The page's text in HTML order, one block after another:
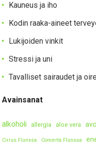
Kauneus ja iho
Kodin raaka-aineet
Lukijoiden vinkit
Stressi ja uni
Tavalliset sairaudet ja
Avainsanat
alkoholi allergia aloe vera
Cirrus Flunssa Concerta Flunssa